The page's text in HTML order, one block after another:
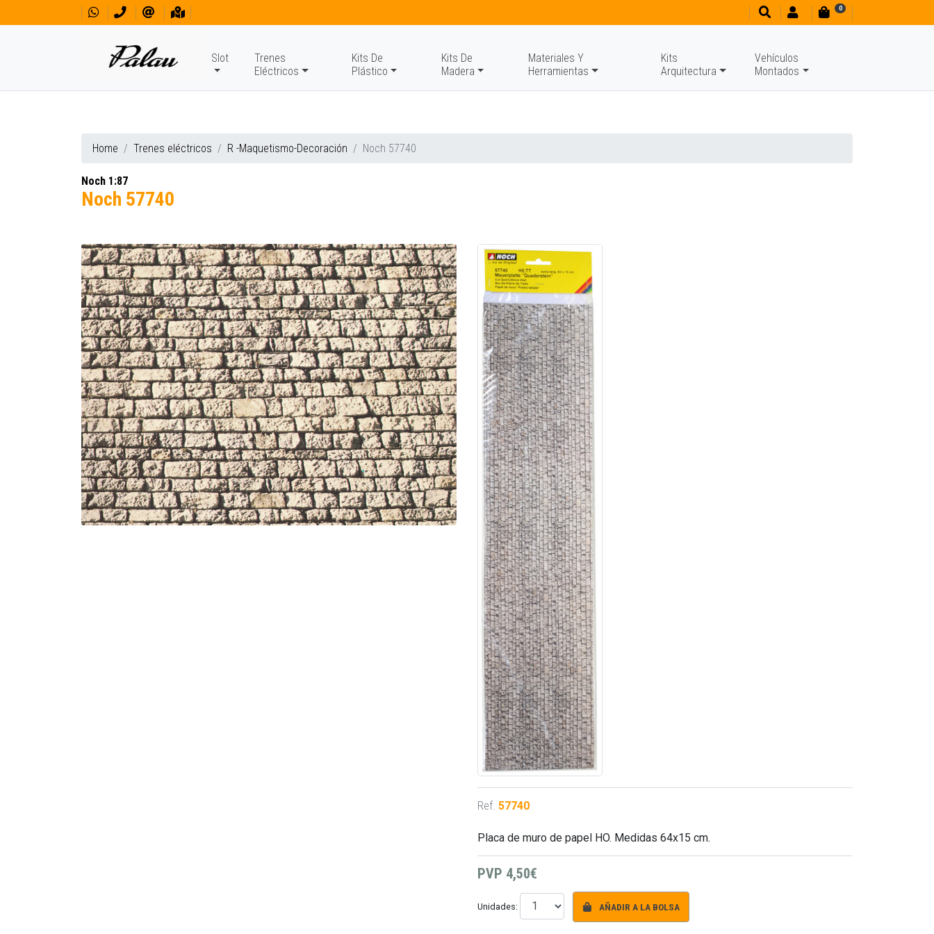
0
Slot
Trenes
Eléctricos
Kits De
Plástico
Kits De
Madera
Materiales Y
Herramientas
Kits
Arquitectura
Vehículos
Montados
Home Trenes eléctricos R -Maquetismo-Decoración Noch 57740
Noch 1:87
Noch 57740
Ref. 57740
Placa de muro de papel HO. Medidas 64x15 cm.
PVP 4,50€
Unidades: AÑADIR A LA BOLSA